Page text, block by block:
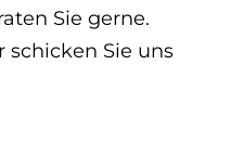
Sie gerne.
schicken Sie uns